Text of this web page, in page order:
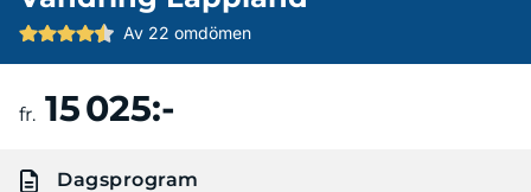
Av 22 omdömen
fr. 15 025:-
Dagsprogram